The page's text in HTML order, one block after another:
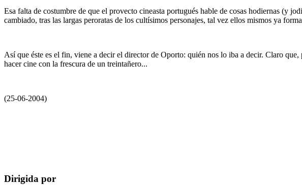
Esa falta de costumbre de que el provecto cineasta portugués hable de cosas hodiernas (y
cambiado, tras las largas peroratas de los cultísimos personajes, tal vez ellos mismos ya
Así que éste es el fin, viene a decir el director de Oporto: quién nos lo iba a decir. Claro
hacer cine con la frescura de un treintañero...
(25-06-2004)
Dirigida por